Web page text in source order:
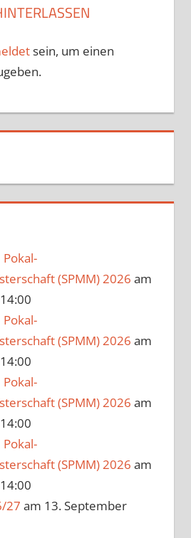
sein, um einen
(SPMM) 2026 am
(SPMM) 2026 am
(SPMM) 2026 am
(SPMM) 2026 am
27 am 13. September